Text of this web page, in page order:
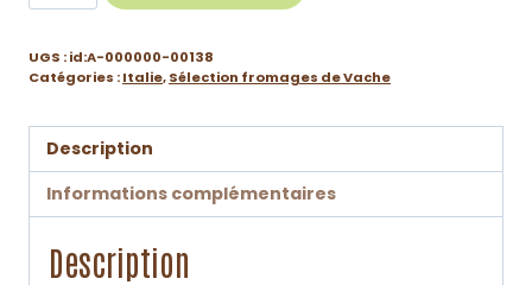
UGS :id:A-000000-00138
Catégories :Italie,Sélection fromages de Vache
Description
Informations complémentaires
Description